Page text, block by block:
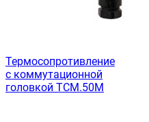
Термосопротивление
с коммутационной
головкой ТСМ.50М